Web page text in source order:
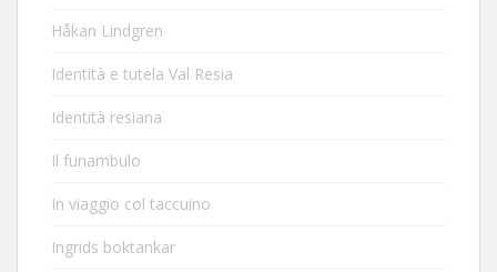
Håkan Lindgren
Identità e tutela Val Resia
Identità resiana
Il funambulo
In viaggio col taccuino
Ingrids boktankar